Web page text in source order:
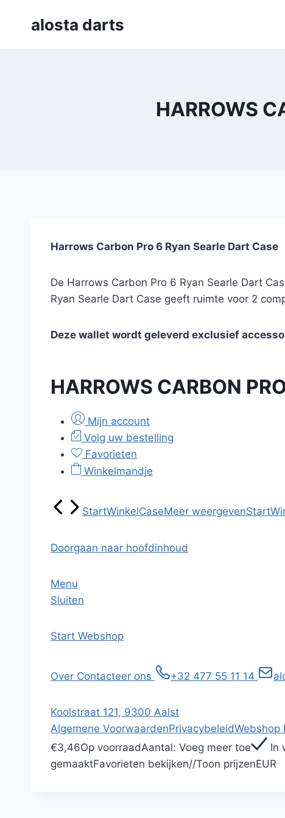
alosta darts
HARROWS
Harrows Carbon Pro 6 Ryan Searle Dart Case
De Harrows Carbon Pro 6 Ryan Searle Dart
Ryan Searle Dart Case geeft ruimte voor 2
Deze wallet wordt geleverd exclusief
HARROWS CARBON
Mijn account
Volg uw bestelling
Favorieten
Winkelmandje
StartWinkelCaseMeer weergevenStart
Doorgaan naar hoofdinhoud
Menu
Sluiten
Start Webshop
Over Contacteer ons +32 477 55 11 14
Koolstraat 121, 9300 Aalst
Algemene VoorwaardenPrivacybeleidWebshop
€3,46Op voorraadAantal: Voeg meer toe In
gemaaktFavorieten bekijken//Toon prijzenEUR